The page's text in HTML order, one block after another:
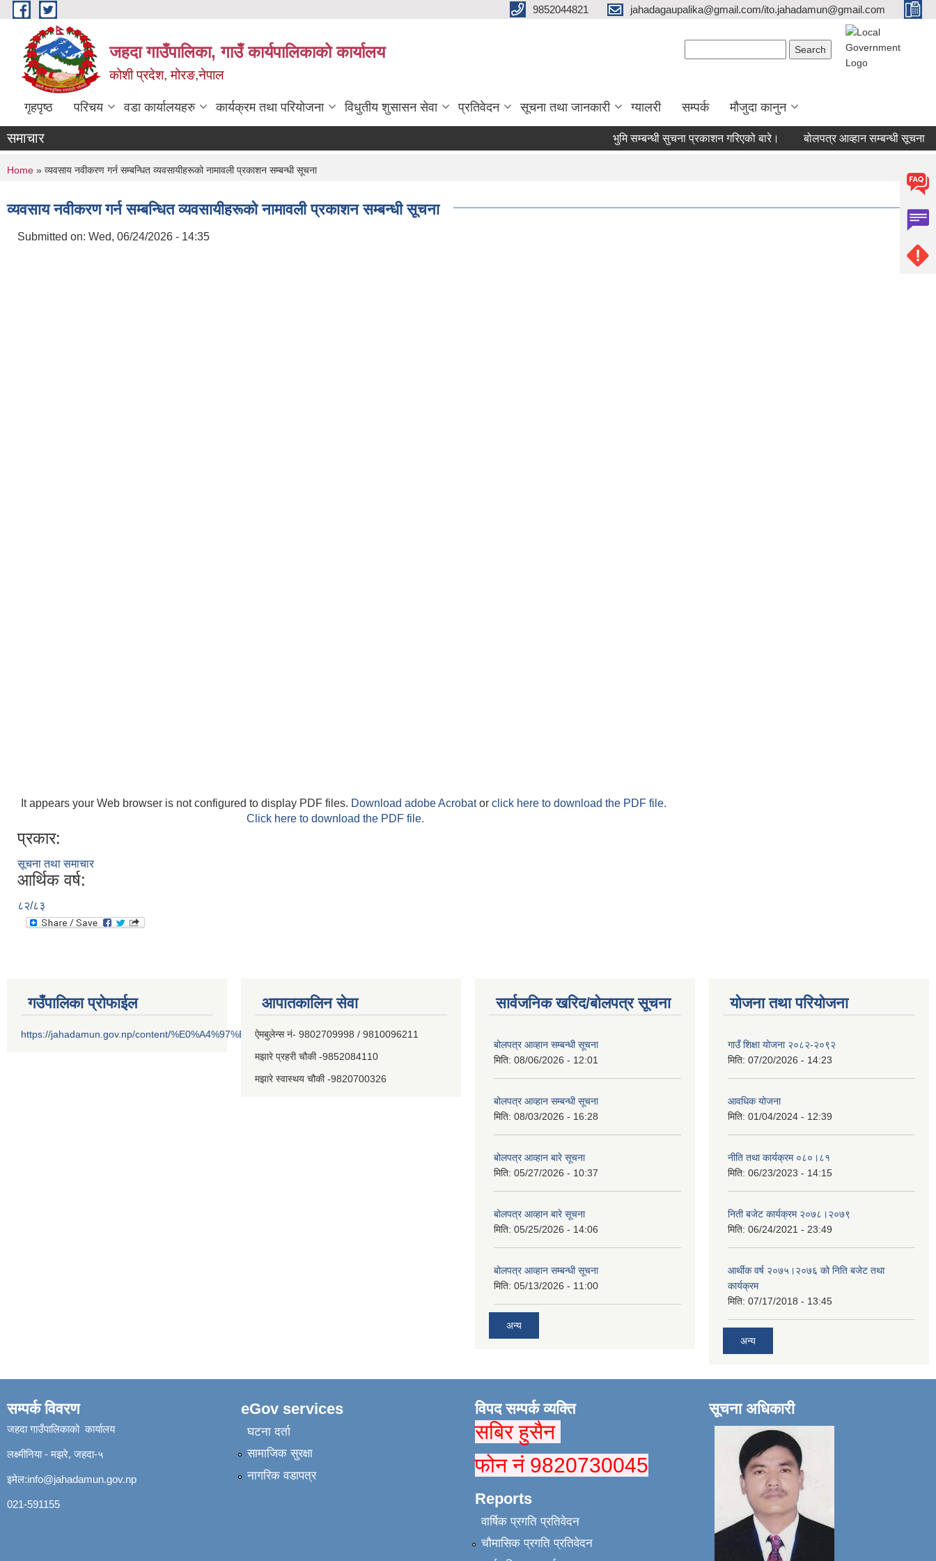
Skip to main content 9852044821 jahadagaupalika@gmail.com/ito.jahadamun@gmail.com
जहदा गाउँपालिका, गाउँ कार्यपालिकाको कार्यालय
कोशी प्रदेश, मोरङ,नेपाल
गृहपृष्ठ परिचय वडा कार्यालयहरु कार्यक्रम तथा परियोजना विधुतीय शुसासन सेवा प्रतिवेदन सूचना तथा जानकारी ग्यालरी सम्पर्क मौजुदा कानुन
समाचार भुमि सम्बन्धी सुचना प्रकाशन गरिएको बारे। बोलपत्र आव्हान सम्बन्धी सूचना
You are here
Home » व्यवसाय नवीकरण गर्न सम्बन्धित व्यवसायीहरूको नामावली प्रकाशन सम्बन्धी सूचना
व्यवसाय नवीकरण गर्न सम्बन्धित व्यवसायीहरूको नामावली प्रकाशन सम्बन्धी सूचना
Submitted on: Wed, 06/24/2026 - 14:35
It appears your Web browser is not configured to display PDF files. Download adobe Acrobator click here to download the PDF file.
Click here to download the PDF file.
प्रकार:
सूचना तथा समाचार
आर्थिक वर्ष:
८२/८३
गउँपालिका प्रोफाईल
https://jahadamun.gov.np/content/%E0%A4%97%E0%A4%89%E0%A4%81%E0%A4%AA%E0...
आपातकालिन सेवा
ऐमबुलेन्स नं- 9802709998 / 9810096211
मझारे प्रहरी चौकी -9852084110
मझारे स्वास्थय चौकी -9820700326
सार्वजनिक खरिद/बोलपत्र सूचना
बोलपत्र आव्हान सम्बन्धी सूचना
मिति: 08/06/2026 - 12:01
बोलपत्र आव्हान सम्बन्धी सूचना
मिति: 08/03/2026 - 16:28
बोलपत्र आव्हान बारे सूचना
मिति: 05/27/2026 - 10:37
बोलपत्र आव्हान बारे सूचना
मिति: 05/25/2026 - 14:06
बोलपत्र आव्हान सम्बन्धी सूचना
मिति: 05/13/2026 - 11:00
अन्य
योजना तथा परियोजना
गाउँ शिक्षा योजना २०८२-२०९२
मिति: 07/20/2026 - 14:23
आवधिक योजना
मिति: 01/04/2024 - 12:39
नीति तथा कार्यक्रम ०८०।८१
मिति: 06/23/2023 - 14:15
निती बजेट कार्यक्रम २०७८।२०७९
मिति: 06/24/2021 - 23:49
आर्थीक वर्ष २०७५।२०७६ को निति बजेट तथा
कार्यक्रम
मिति: 07/17/2018 - 13:45
अन्य
सम्पर्क विवरण
जहदा गाउँपालिकाको कार्यालय
लक्ष्मीनिया - मझरे, जहदा-५
इमेल:info@jahadamun.gov.np
021-591155
eGov services
घटना दर्ता
सामाजिक सुरक्षा
नागरिक वडापत्र
विपद सम्पर्क व्यक्ति
सबिर हुसैन
फोन नं 9820730045
Reports
वार्षिक प्रगति प्रतिवेदन
चौमासिक प्रगति प्रतिवेदन
सूचना अधिकारी